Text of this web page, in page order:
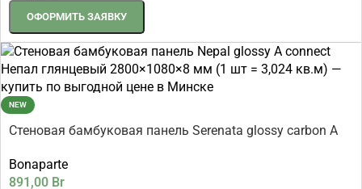
ОФОРМИТЬ ЗАЯВКУ
NEW
Стеновая бамбуковая панель Serenata glossy carbon A
шт = 3,024 кв.м)
Bonaparte
891,00 Br